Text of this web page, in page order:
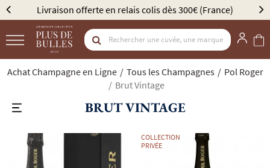
Livraison offerte en relais colis dès 300€ (France)
Achat Champagne en Ligne Tous les Champagnes
Pol Roger
Brut Vintage
BRUT VINTAGE
COLLECTION
PRIVÉE